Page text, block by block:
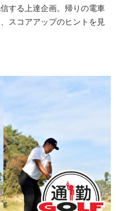
する上達企画。帰りの電車
スコアアップのヒントを見